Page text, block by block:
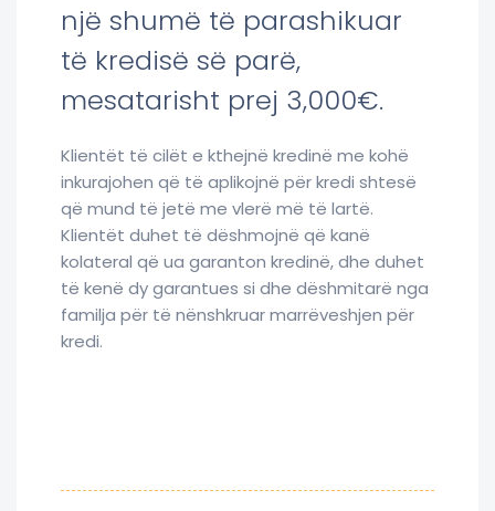
një shumë të parashikuar
të kredisë së parë,
mesatarisht prej 3,000€.
Klientët të cilët e kthejnë kredinë me kohë
inkurajohen që të aplikojnë për kredi shtesë
që mund të jetë me vlerë më të lartë.
Klientët duhet të dëshmojnë që kanë
kolateral që ua garanton kredinë, dhe duhet
të kenë dy garantues si dhe dëshmitarë nga
familja për të nënshkruar marrëveshjen për
kredi.